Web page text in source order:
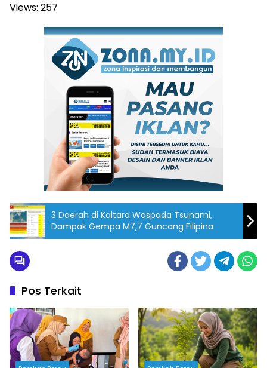
Views: 257
3 Daerah di Kaltara Waspada Tsunami,
Dampak Gempa M7,7 Guncang Filipina
Pos Terkait